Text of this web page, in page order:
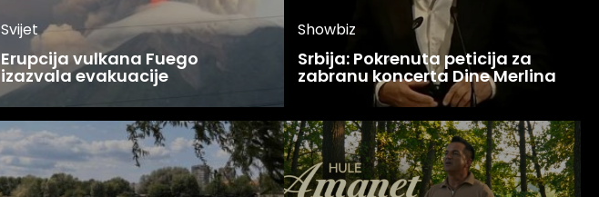
Svijet
Erupcija vulkana Fuego
izazvala evakuacije
Showbiz
Srbija: Pokrenuta peticija za
zabranu koncerta Dine Merlina